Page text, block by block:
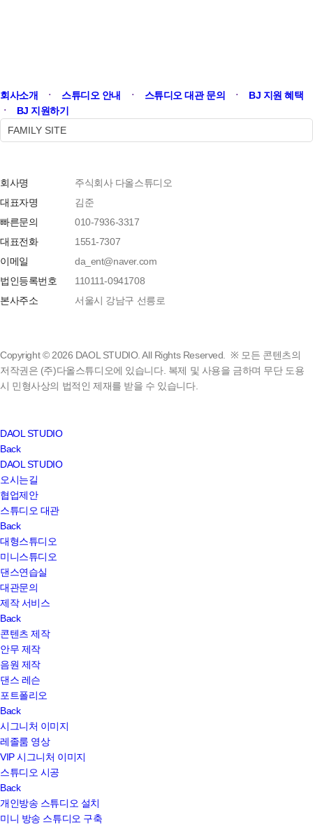
4. 개인정보처리의 위탁
- 다올스튜디오는 개인정보 처리업무를 외부에 위탁하지
- 다올스튜디오는 개인정보 처리업무를 외부에 위탁하지
않습니다.
2. 개인정보에 오류 등이 있을 경우 정정 요구
3. 삭제요구
4. 처리정지 요구
6. 처리하는 개인정보 항목
- 다올스튜디오는 다음의 개인정보 항목을 처리하고
직접 입력한 내용
7. 개인정보의 파기
- 전자적 파일 : 파일 삭제 및 디스크 등 저장매체 포맷
- 수기(手記) 문서 : 분쇄하거나 소각
8. 개인정보 자동 수집 장치의 설치·운영 및 거부에 관한
① 다올스튜디오는이용자에게 개별적인 맞춤서비스를
제공하기 위해 이용정보를 저장하고 수시로 불러오는 '쿠기
(cookie)'를 사용합니다.
② 쿠키는 웹사이트를 운영하는데 이용되는 서버(http)가
이용자의 컴퓨터 브라우저에게 보내는 소량의 정보이며
합니다.
가. 쿠키의 사용목적: 이용자가 방문한 각 서비스와 웹
사이트들에 대한 방문 및 이용형태, 인기 검색어, 보안접속
여부, 등을 파악하여 이용자에게 최적화된 정보 제공을
위해 사용됩니다.
인터넷 옵션>개인정보 메뉴의 옵션 설정을 통해 쿠키
저장을 거부 할 수 있습니다.
다. 쿠키 저장을 거부할 경우 맞춤형 서비스 이용에
어려움이 발생할 수 있습니다.
9. 개인정보 보호책임자
- 다올스튜디오는 개인정보 처리에 관한 업무를 총괄해서
회사소개 ㆍ 스튜디오 안내 ㆍ 스튜디오 대관 문의 ㆍ
BJ 지원 혜택
ㆍ
BJ 지원하기
FAMILY SITE
회사명
주식회사 다올스튜디오
대표자명
김준
빠른문의
010-7936-3317
대표전화
1551-7307
이메일
da_ent@naver.com
법인등록번호
110111-0941708
본사주소
서울시 강남구 선릉로
Copyright © 2026 DAOL STUDIO. All Rights Reserved. ※ 모든 콘텐츠의
저작권은 (주)다올스튜디오에 있습니다. 복제 및 사용을 금하며 무단 도용
시 민형사상의 법적인 제재를 받을 수 있습니다.
Close
Menu
DAOL STUDIO
Back
DAOL STUDIO
오시는길
협업제안
스튜디오 대관
Back
대형스튜디오
미니스튜디오
댄스연습실
대관문의
제작 서비스
Back
콘텐츠 제작
안무 제작
음원 제작
댄스 레슨
포트폴리오
Back
시그니처 이미지
레졸룸 영상
VIP 시그니처 이미지
스튜디오 시공
Back
개인방송 스튜디오 설치
미니 방송 스튜디오 구축